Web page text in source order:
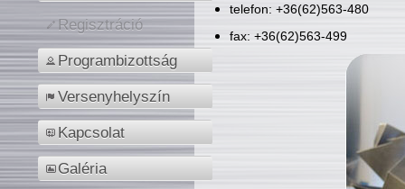
Regisztráció
Programbizottság
Versenyhelyszín
Kapcsolat
Galéria
telefon: +36(62)563-480
fax: +36(62)563-499